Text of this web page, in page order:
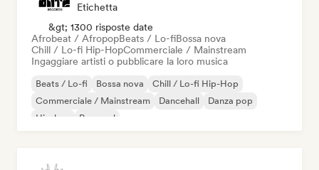
Etichetta
&gt; 1300 risposte date
Afrobeat / AfropopBeats / Lo-fiBossa nova
Chill / Lo-fi Hip-HopCommerciale / Mainstream
Ingaggiare artisti o pubblicare la loro musica
Beats / Lo-fi Bossa nova
Chill / Lo-fi Hip-Hop
Commerciale / Mainstream
Dancehall
Danza pop
Hip-hop
Pop soul